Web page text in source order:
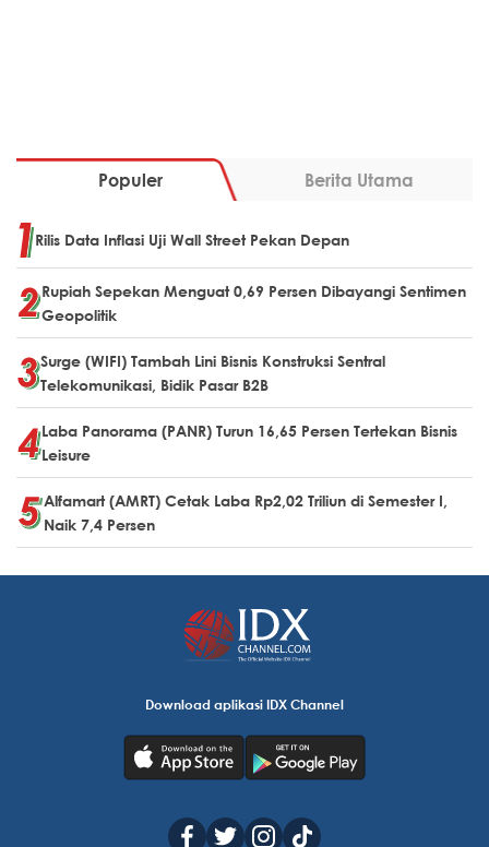
Populer Berita Utama
Rilis Data Inflasi Uji Wall Street Pekan Depan
Rupiah Sepekan Menguat 0,69 Persen Dibayangi Sentimen
Geopolitik
Surge (WIFI) Tambah Lini Bisnis Konstruksi Sentral
Telekomunikasi, Bidik Pasar B2B
Laba Panorama (PANR) Turun 16,65 Persen Tertekan Bisnis
Leisure
Alfamart (AMRT) Cetak Laba Rp2,02 Triliun di Semester I,
Naik 7,4 Persen
Download aplikasi IDX Channel